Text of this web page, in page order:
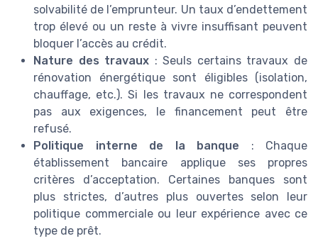
solvabilité de l’emprunteur. Un taux d’endettement
trop élevé ou un reste à vivre insuffisant peuvent
bloquer l’accès au crédit.
Nature des travaux : Seuls certains travaux de
rénovation énergétique sont éligibles (isolation,
chauffage, etc.). Si les travaux ne correspondent
pas aux exigences, le financement peut être
refusé.
Politique interne de la banque : Chaque
établissement bancaire applique ses propres
critères d’acceptation. Certaines banques sont
plus strictes, d’autres plus ouvertes selon leur
politique commerciale ou leur expérience avec ce
type de prêt.